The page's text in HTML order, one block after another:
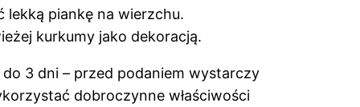
lekką piankę na wierzchu.
kurkumy jako dekoracją.
3 dni – przed podaniem wystarczy
dobroczynne właściwości